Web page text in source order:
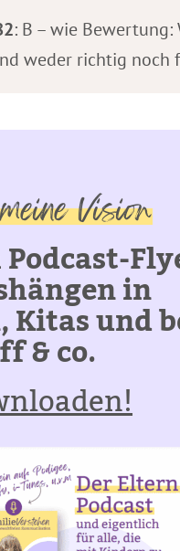
: B – wie Bewertung:
weder richtig noch
Vision
in
Kitas und
& co.